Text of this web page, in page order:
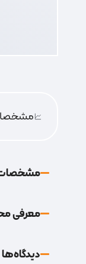
معرفی
دیدگاه‌‌ها